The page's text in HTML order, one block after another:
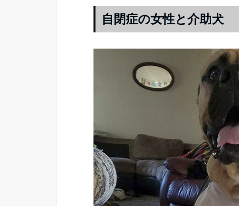
自閉症の女性と介助犬